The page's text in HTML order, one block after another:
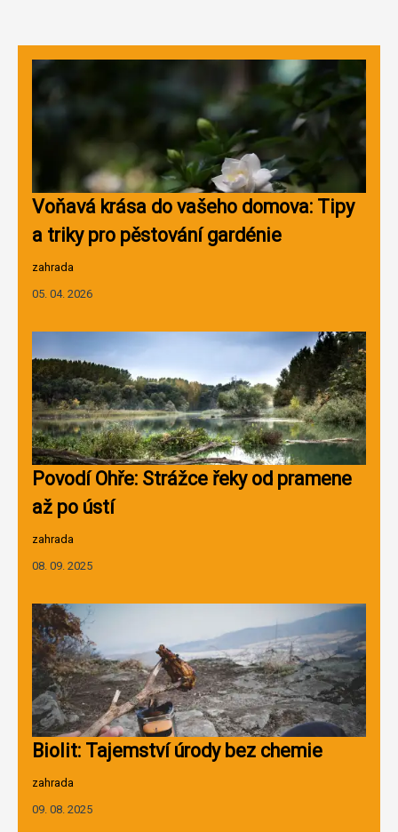
Voňavá krása do vašeho domova: Tipy
a triky pro pěstování gardénie
zahrada
05. 04. 2026
Povodí Ohře: Strážce řeky od pramene
až po ústí
zahrada
08. 09. 2025
Biolit: Tajemství úrody bez chemie
zahrada
09. 08. 2025